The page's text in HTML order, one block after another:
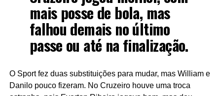
mais posse de bola, mas
falhou demais no último
passe ou até na finalização.
O Sport fez duas substituições para mudar, mas William e
Danilo pouco fizeram. No Cruzeiro houve uma troca